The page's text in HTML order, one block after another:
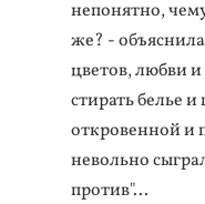
непонятно,
же? -
цветов, любви
стирать белье и
откровенной и
невольно
против"...